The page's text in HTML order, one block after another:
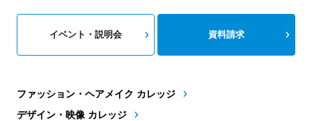
ファッション・ヘアメイク カレッジ
デザイン・映像 カレッジ
イベント・説明会 資料請求